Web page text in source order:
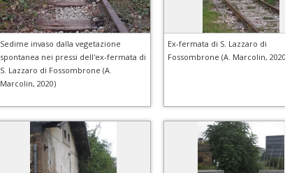
Sedime invaso dalla vegetazione
spontanea nei pressi dell'ex-fermata di
S. Lazzaro di Fossombrone (A.
Marcolin, 2020)
Ex-fermata di S. Lazzaro di
Fossombrone (A. Marcolin,